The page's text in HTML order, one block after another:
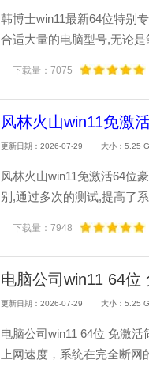
韩博士win11最新64位特别
合适大量的电脑型号,无论
下载量：7075
风林火山win11免激
更新日期：2026-07-29 大小：5.25 G
风林火山win11免激活64位
别,通过多次的测试,提高了
下载量：7948
电脑公司win11 64位
更新日期：2026-07-29 大小：5.25 G
电脑公司win11 64位 免激
上网速度，系统在完全断